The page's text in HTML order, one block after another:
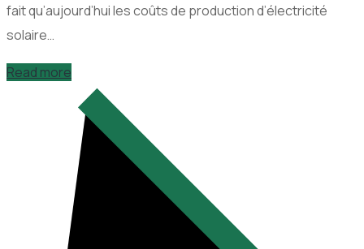
fait qu’aujourd’hui les coûts de production d’électricité
solaire…
Read more